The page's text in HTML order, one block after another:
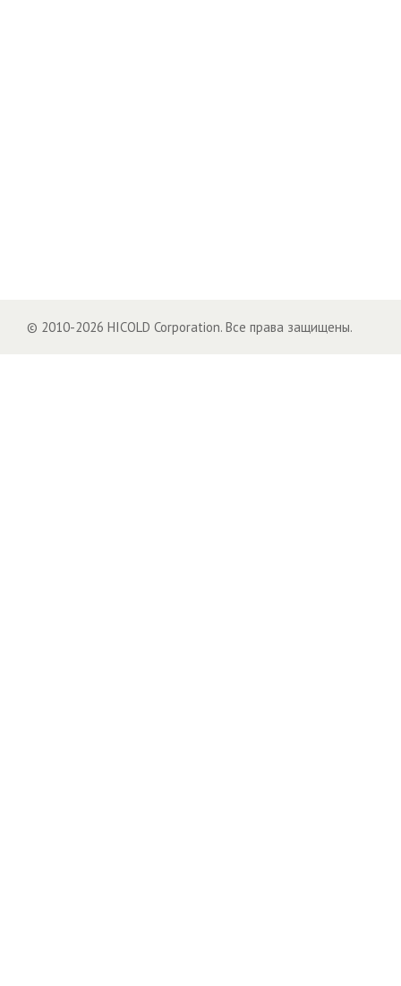
© 2010-2026 HICOLD Corporation. Все права защищены.